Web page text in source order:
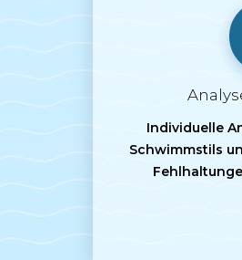
Individuelle
Schwimmstils